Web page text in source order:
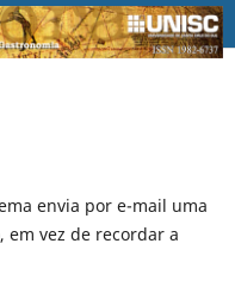
envia por e-mail uma
em vez de recordar a